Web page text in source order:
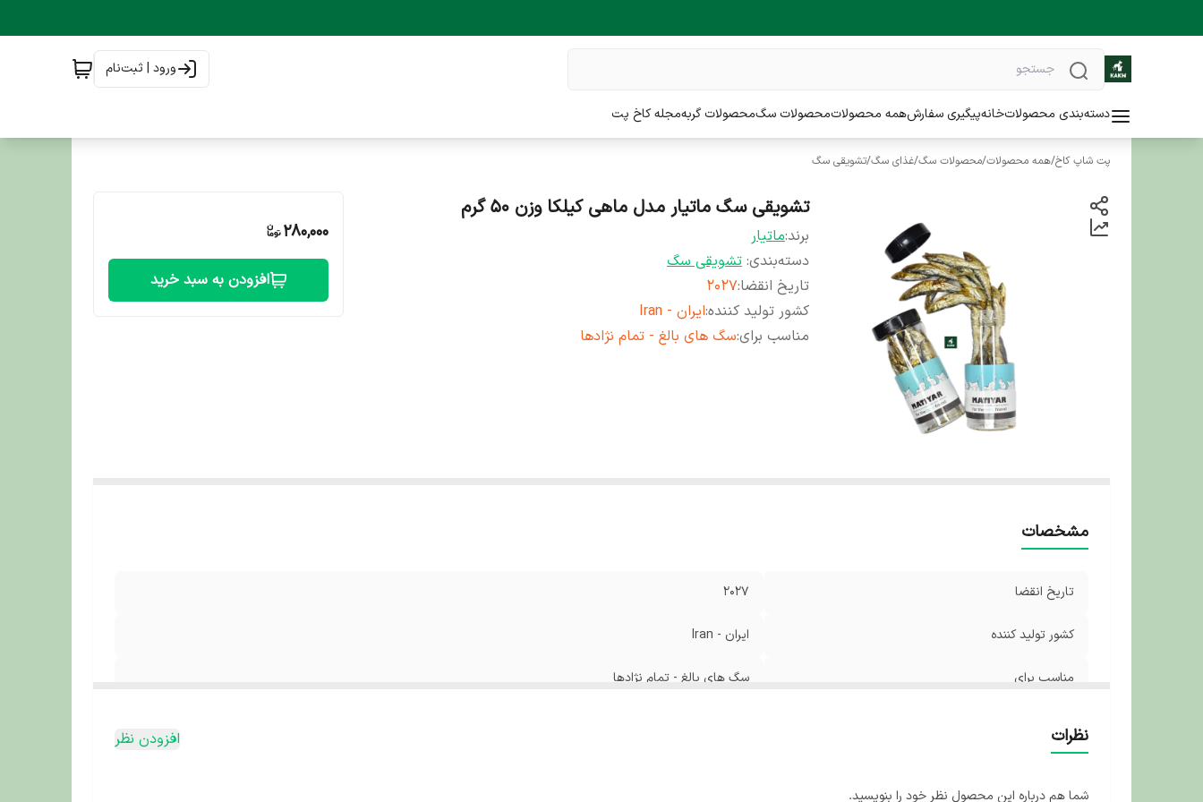
ورود | ثبت‌نام
دسته‌بندی محصولاتخانهپیگیری سفارشهمه محصولاتمحصولات سگمحصولات گربهمجله کاخ پت
پت شاپ کاخ/همه محصولات/محصولات سگ/غذای سگ/تشویقی سگ
تشویقی سگ ماتیار مدل ماهی کیلکا وزن ۵۰ گرم
برند:ماتیار
دسته‌بندی: تشویقی سگ
تاریخ انقضا:
2027
کشور تولید کننده:ایران - Iran
مناسب برای:سگ های بالغ - تمام نژادها
280,000
افزودن به سبد خرید
مشخصات
تاریخ انقضا 2027
کشور تولید کننده ایران - Iran
مناسب برای سگ های بالغ - تمام نژادها
نظرات افزودن نظر
شما هم درباره این محصول نظر خود را بنویسید.